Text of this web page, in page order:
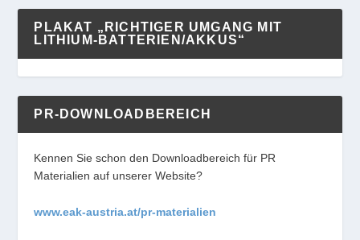
PLAKAT „RICHTIGER UMGANG MIT
LITHIUM-BATTERIEN/AKKUS“
PR-DOWNLOADBEREICH
Kennen Sie schon den Downloadbereich für PR
Materialien auf unserer Website?
www.eak-austria.at/pr-materialien